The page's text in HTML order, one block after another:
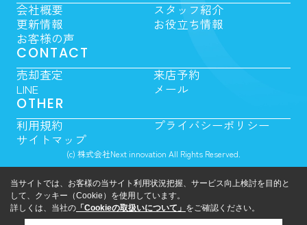
会社概要
スタッフ紹介
更新情報
お役立ち情報
お客様の声
CONTACT
売却査定
来店予約
LINE
メール
OTHER
利用規約
プライバシーポリシー
サイトマップ
(c) 株式会社Next innovation All Rights Reserved.
当サイトでは、お客様の当サイト利用状況把握、サービス向上検討を目的と
して、クッキー（Cookie）を使用しています。
詳しくは、当社の 「Cookieの取扱いについて」 をご確認ください。